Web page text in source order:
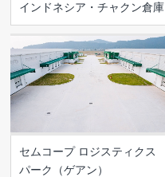
インドネシア・チャクン倉庫
セムコープ ロジスティクス
パーク（ゲアン）